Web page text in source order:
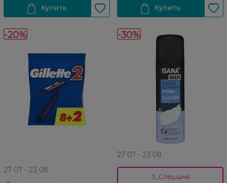
-20%
27 07 - 23 08
-30%
27 07 - 23 08
0_Спец.ціна